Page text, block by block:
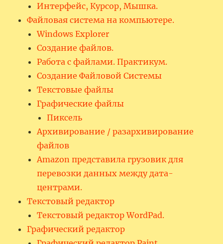
Интерфейс, Курсор, Мышка.
Файловая система на компьютере.
Windows Explorer
Создание файлов.
Работа с файлами. Практикум.
Создание Файловой Системы
Текстовые файлы
Графические файлы
Пиксель
Архивирование / разархивирование
файлов
Amazon представила грузовик для
перевозки данных между дата-
центрами.
Текстовый редактор
Текстовый редактор WordPad.
Графический редактор